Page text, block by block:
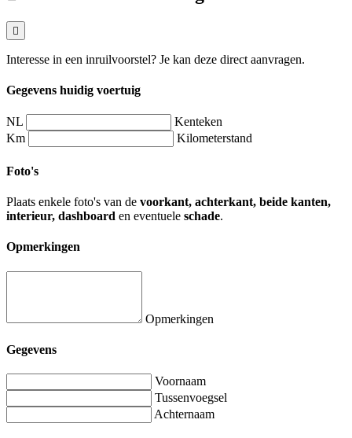
Interesse in een inruilvoorstel? Je kan deze direct aanvragen.
Gegevens huidig voertuig
NL
Kenteken
Km
Kilometerstand
Foto's
Plaats enkele foto's van de voorkant, achterkant, beide kanten,
interieur, dashboard en eventuele schade.
Opmerkingen
Opmerkingen
Gegevens
Voornaam
Tussenvoegsel
Achternaam